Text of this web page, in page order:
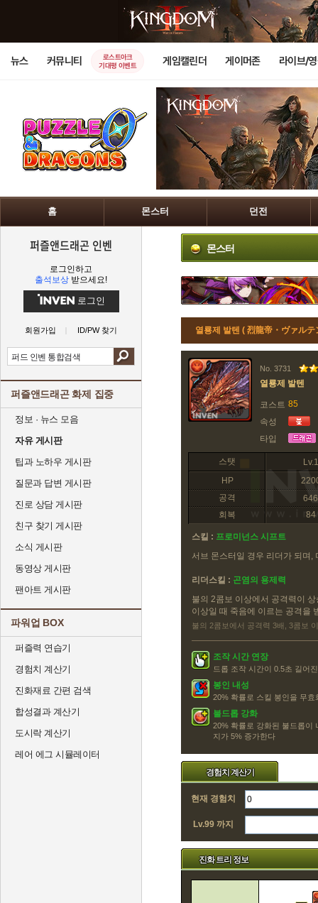
뉴스 커뮤니티
로스트아크
기대평 이벤트
게임캘린더 게이머존 라이브/
홈 몬스터 던전
퍼즐앤드래곤 인벤
로그인하고
출석보상 받으세요!
로그인
회원가입 ID/PW 찾기
퍼즐앤드래곤 화제 집중
정보 · 뉴스 모음
자유 게시판
팁과 노하우 게시판
질문과 답변 게시판
진로 상담 게시판
친구 찾기 게시판
소식 게시판
동영상 게시판
팬아트 게시판
파워업 BOX
퍼즐력 연습기
경험치 계산기
진화재료 간편 검색
합성결과 계산기
도시락 계산기
레어 에그 시뮬레이터
몬스터
열룡제 발텐 ( 烈龍帝・ヴァルテ
No. 3731
열룡제 발텐
코스트 85
속성
타입
스탯
Lv.1
HP
공격
646
회복
84
스킬 : 프로미넌스 시프트
서브 몬스터일 경우 리더가 되며,
리더스킬 : 곤염의 용제력
불의 2콤보 이상에서 공격력이
이상일 때 죽음에 이르는 공격을
불의 2콤보에서 공격력 3배, 3콤보
조작 시간 연장
드롭 조작 시간이 0.5초 길어
봉인 내성
20% 확률로 스킬 봉인을 무효
불드롭 강화
20% 확률로 강화된 불드롭이
지가 5% 증가한다
경험치 계산기
현재 경험치
Lv.99 까지
진화 트리 정보